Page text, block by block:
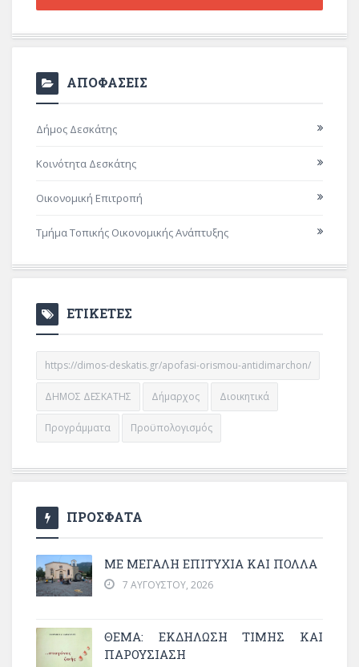
ΑΠΟΦΑΣΕΙΣ
Δήμος Δεσκάτης
Κοινότητα Δεσκάτης
Οικονομική Επιτροπή
Τμήμα Τοπικής Οικονομικής Ανάπτυξης
ΕΤΙΚΕΤΕΣ
https://dimos-deskatis.gr/apofasi-orismou-antidimarchon/
ΔΗΜΟΣ ΔΕΣΚΑΤΗΣ Δήμαρχος Διοικητικά
Προγράμματα Προϋπολογισμός
ΠΡΟΣΦΑΤΑ
ΜΕ ΜΕΓΆΛΗ ΕΠΙΤΥΧΊΑ ΚΑΙ ΠΟΛΛΆ
7 ΑΥΓΟΎΣΤΟΥ, 2026
ΘΈΜΑ: ΕΚΔΉΛΩΣΗ ΤΙΜΉΣ ΚΑΙ
ΠΑΡΟΥΣΊΑΣΗ